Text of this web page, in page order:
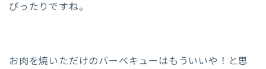
ぴったりですね。
お肉を焼いただけのバーベキューはもういいや！と思